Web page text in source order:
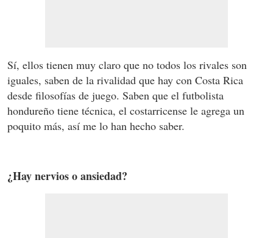
Sí, ellos tienen muy claro que no todos los rivales son
iguales, saben de la rivalidad que hay con Costa Rica
desde filosofías de juego. Saben que el futbolista
hondureño tiene técnica, el costarricense le agrega un
poquito más, así me lo han hecho saber.
¿Hay nervios o ansiedad?